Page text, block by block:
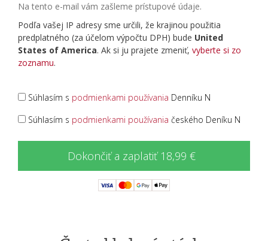
Na tento e-mail vám zašleme prístupové údaje.
Podľa vašej IP adresy sme určili, že krajinou použitia
predplatného (za účelom výpočtu DPH) bude United
States of America. Ak si ju prajete zmeniť, vyberte si zo
zoznamu.
Súhlasím s podmienkami používania Denníku N
Súhlasím s podmienkami používania českého Deníku N
Dokončiť a zaplatiť 18,99 €